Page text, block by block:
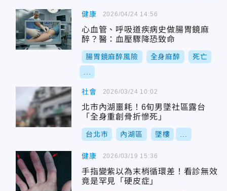
健康
心血管、呼吸道疾病史做腸胃鏡麻
醉？醫：血壓驟降恐致命
腸胃鏡麻醉風險 全身麻醉 死亡
2026/04/24 14:56
社會
北市內湖噩耗！6旬男墜社區露台
「全身重創骨折慘死」
台北市 內湖區 墜樓
2026/03/24 10:02
健康
手指變紫以為末梢循環差！看診無效
竟是罕見「硬皮症」
2026/03/19 15:36